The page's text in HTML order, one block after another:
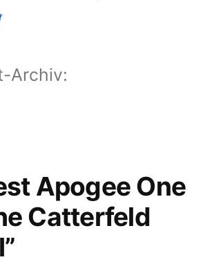
Archiv:
Apogee One
Catterfeld